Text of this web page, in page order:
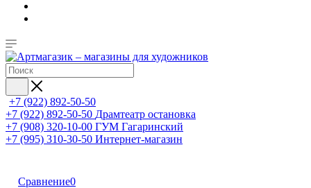
+7 (922) 892-50-50
+7 (922) 892-50-50 Драмтеатр остановка
+7 (908) 320-10-00 ГУМ Гагаринский
+7 (995) 310-30-50 Интернет-магазин
Сравнение0